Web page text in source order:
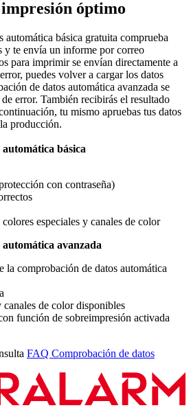
óptimo
automática básica gratuita comprueba
y te envía un informe por correo
para imprimir se envían directamente a
puedes volver a cargar los datos
de datos automática avanzada se
error. También recibirás el resultado
tu mismo apruebas tus datos
producción.
básica
con contraseña)
especiales y canales de color
avanzada
la comprobación de datos automática
canales de color disponibles
función de sobreimpresión activada
FAQ Comprobación de datos